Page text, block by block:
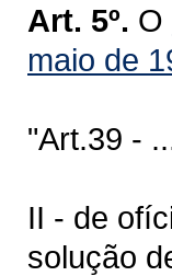
Art. 5º. O
maio de
"Art.39 -
II - de
solução